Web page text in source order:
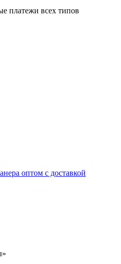
платежи всех типов
оптом с доставкой